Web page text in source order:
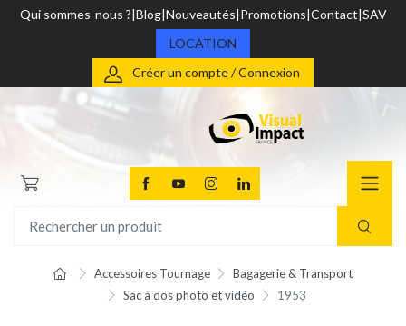
Qui sommes-nous ? Blog Nouveautés Promotions Contact SAV
LOCATION
Créer un compte / Connexion
Accessoires Tournage
Bagagerie & Transport
Sac à dos photo et vidéo
1953